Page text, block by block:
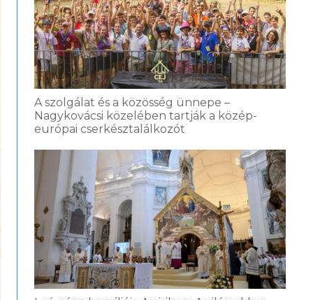
A szolgálat és a közösség ünnepe –
Nagykovácsi közelében tartják a közép-
európai cserkésztalálkozót